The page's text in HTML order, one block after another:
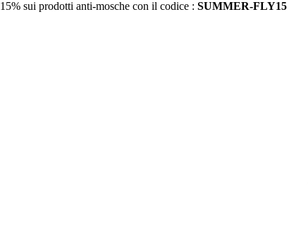
15% sui prodotti anti-mosche con il codice : SUMMER-FLY15